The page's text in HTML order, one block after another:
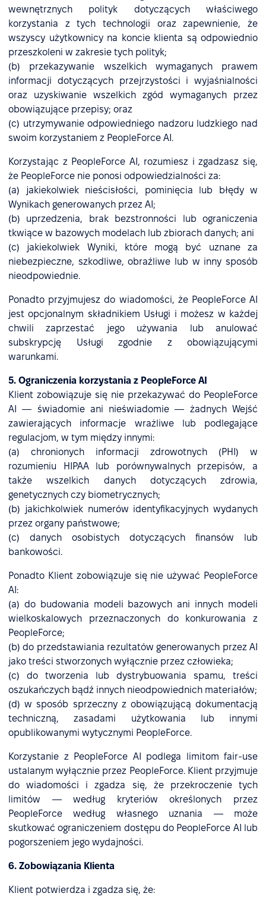
wewnętrznych polityk dotyczących właściwego
korzystania z tych technologii oraz zapewnienie, że
wszyscy użytkownicy na koncie klienta są odpowiednio
przeszkoleni w zakresie tych polityk;
(b) przekazywanie wszelkich wymaganych prawem
informacji dotyczących przejrzystości i wyjaśnialności
oraz uzyskiwanie wszelkich zgód wymaganych przez
obowiązujące przepisy; oraz
(c) utrzymywanie odpowiedniego nadzoru ludzkiego nad
swoim korzystaniem z PeopleForce AI.
Korzystając z PeopleForce AI, rozumiesz i zgadzasz się,
że PeopleForce nie ponosi odpowiedzialności za:
(a) jakiekolwiek nieścisłości, pominięcia lub błędy w
Wynikach generowanych przez AI;
(b) uprzedzenia, brak bezstronności lub ograniczenia
tkwiące w bazowych modelach lub zbiorach danych; ani
(c) jakiekolwiek Wyniki, które mogą być uznane za
niebezpieczne, szkodliwe, obraźliwe lub w inny sposób
nieodpowiednie.
Ponadto przyjmujesz do wiadomości, że PeopleForce AI
jest opcjonalnym składnikiem Usługi i możesz w każdej
chwili zaprzestać jego używania lub anulować
subskrypcję Usługi zgodnie z obowiązującymi
warunkami.
5. Ograniczenia korzystania z PeopleForce AI
Klient zobowiązuje się nie przekazywać do PeopleForce
AI — świadomie ani nieświadomie — żadnych Wejść
zawierających informacje wrażliwe lub podlegające
regulacjom, w tym między innymi:
(a) chronionych informacji zdrowotnych (PHI) w
rozumieniu HIPAA lub porównywalnych przepisów, a
także wszelkich danych dotyczących zdrowia,
genetycznych czy biometrycznych;
(b) jakichkolwiek numerów identyfikacyjnych wydanych
przez organy państwowe;
(c) danych osobistych dotyczących finansów lub
bankowości.
Ponadto Klient zobowiązuje się nie używać PeopleForce
AI:
(a) do budowania modeli bazowych ani innych modeli
wielkoskalowych przeznaczonych do konkurowania z
PeopleForce;
(b) do przedstawiania rezultatów generowanych przez AI
jako treści stworzonych wyłącznie przez człowieka;
(c) do tworzenia lub dystrybuowania spamu, treści
oszukańczych bądź innych nieodpowiednich materiałów;
(d) w sposób sprzeczny z obowiązującą dokumentacją
techniczną, zasadami użytkowania lub innymi
opublikowanymi wytycznymi PeopleForce.
Korzystanie z PeopleForce AI podlega limitom fair-use
ustalanym wyłącznie przez PeopleForce. Klient przyjmuje
do wiadomości i zgadza się, że przekroczenie tych
limitów — według kryteriów określonych przez
PeopleForce według własnego uznania — może
skutkować ograniczeniem dostępu do PeopleForce AI lub
pogorszeniem jego wydajności.
6. Zobowiązania Klienta
Klient potwierdza i zgadza się, że: